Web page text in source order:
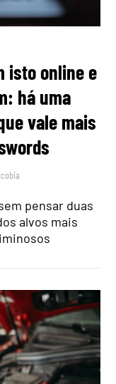
isto online e
há uma
vale mais
pensar duas
alvos mais